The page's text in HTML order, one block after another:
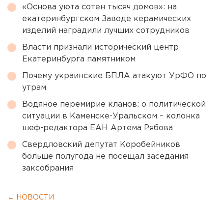
«Основа уюта сотен тысяч домов»: на
екатеринбургском Заводе керамических
изделий наградили лучших сотрудников
Власти признали исторический центр
Екатеринбурга памятником
Почему украинские БПЛА атакуют УрФО по
утрам
Водяное перемирие кланов: о политической
ситуации в Каменске-Уральском – колонка
шеф-редактора ЕАН Артема Рябова
Свердловский депутат Коробейников
больше полугода не посещал заседания
заксобрания
← НОВОСТИ